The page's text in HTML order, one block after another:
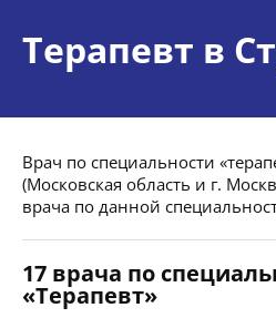
Терапевт в
Врач по специальности
(Московская область и г.
врача по данной
17 врача по
«Терапевт»